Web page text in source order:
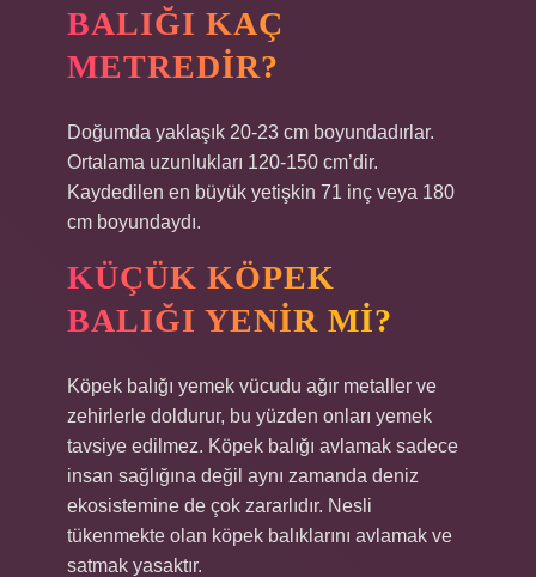
BALIĞI KAÇ
METREDIR?
Doğumda yaklaşık 20-23 cm boyundadırlar.
Ortalama uzunlukları 120-150 cm’dir.
Kaydedilen en büyük yetişkin 71 inç veya 180
cm boyundaydı.
KÜÇÜK KÖPEK
BALIĞI YENIR MI?
Köpek balığı yemek vücudu ağır metaller ve
zehirlerle doldurur, bu yüzden onları yemek
tavsiye edilmez. Köpek balığı avlamak sadece
insan sağlığına değil aynı zamanda deniz
ekosistemine de çok zararlıdır. Nesli
tükenmekte olan köpek balıklarını avlamak ve
satmak yasaktır.